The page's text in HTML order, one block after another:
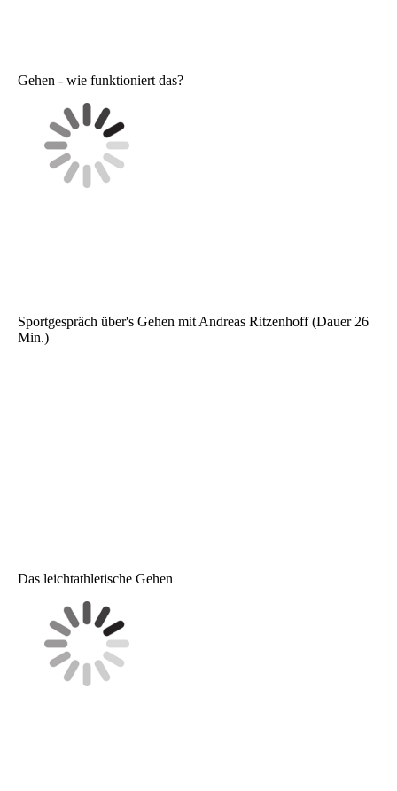
Gehen - wie funktioniert das?
Sportgespräch über's Gehen mit Andreas Ritzenhoff (Dauer 26
Min.)
Das leichtathletische Gehen